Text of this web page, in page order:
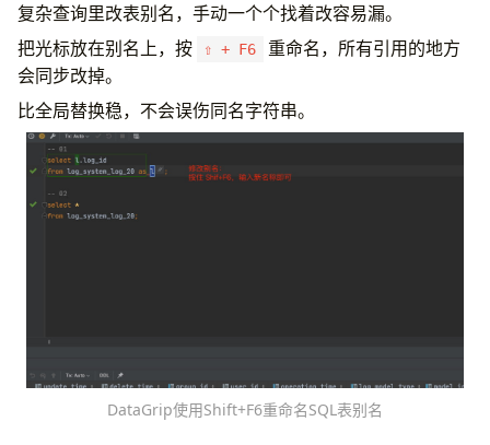
复杂查询里改表别名，手动一个个找着改容易漏。
把光标放在别名上，按
⇧ + F6
重命名，所有引用的地方
会同步改掉。
比全局替换稳，不会误伤同名字符串。
DataGrip使用Shift+F6重命名SQL表别名